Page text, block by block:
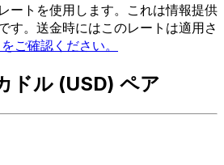
ートを使用します。これは情報提供
す。送金時にはこのレートは適用さ
ご確認ください。
ドル (USD) ペア